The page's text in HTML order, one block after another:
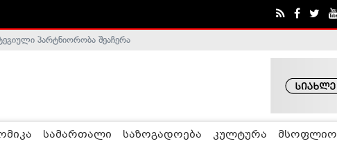
არალეგიტიმურია - ჰელსინკის კომისია
პარტნიორობა შეაჩერა
სამართალი საზოგადოება კულტურა მსოფლიო